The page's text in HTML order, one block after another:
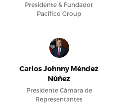
Presidente & Fundador
Pacifico Group
Carlos Johnny Méndez
Núñez
Presidente Cámara de
Representantes